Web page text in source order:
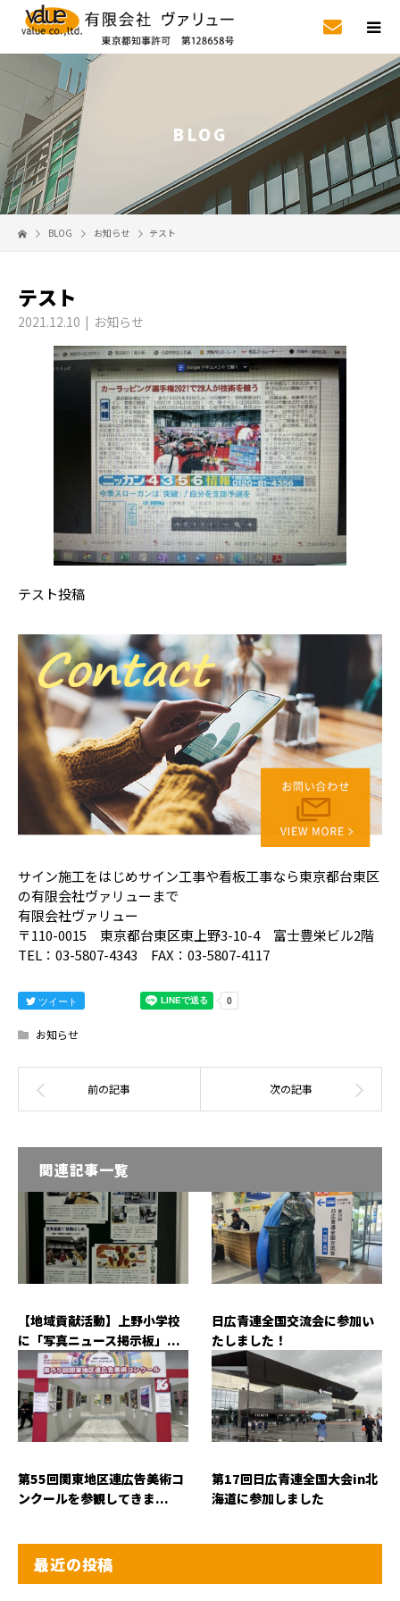
BLOG
BLOG お知らせ テスト
テスト
2021.12.10 お知らせ
テスト投稿
サイン施工をはじめサイン工事や看板工事なら東京都台東区
の有限会社ヴァリューまで
有限会社ヴァリュー
〒110-0015 東京都台東区東上野3-10-4 富士豊栄ビル2階
TEL：03-5807-4343 FAX：03-5807-4117
ツイート
お知らせ
関連記事一覧
【地域貢献活動】上野小学校
に「写真ニュース掲示板」...
日広青連全国交流会に参加い
たしました！
第55回関東地区連広告美術コ
ンクールを参観してきま...
第17回日広青連全国大会in北
海道に参加しました
最近の投稿